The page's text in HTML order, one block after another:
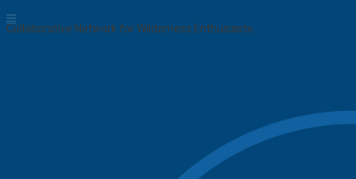
Collaborative Network for Wilderness Enthusiasts